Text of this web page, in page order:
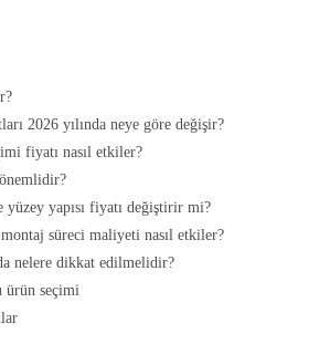
2026 yılında neye göre değişir?
fiyatı nasıl etkiler?
yapısı fiyatı değiştirir mi?
süreci maliyeti nasıl etkiler?
nelere dikkat edilmelidir?
ürün seçimi